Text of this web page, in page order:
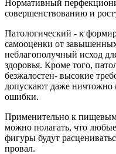
Нормативный
совершенствованию и
Патологический - к
самооценки от
неблагополучный исход
здоровья. Кроме того,
безжалостен- высокие
допускают даже ничтожно
ошибки.
Применительно к
можно полагать, что
фигуры будут
провал.